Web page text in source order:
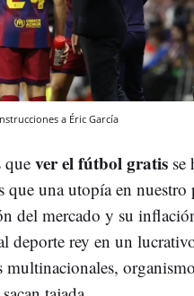
a Éric García
quever el fútbol gratis se
que una utopía en nuestro
del mercado y su
deporte rey en un
multinacionales,